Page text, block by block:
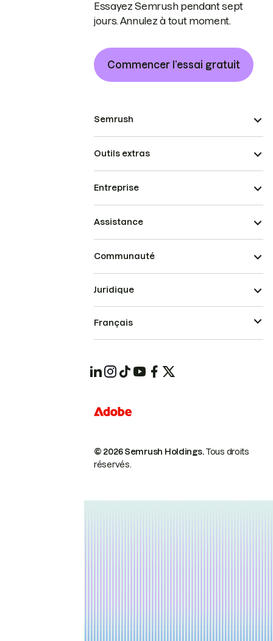
Essayez Semrush pendant sept
jours. Annulez à tout moment.
Commencer l’essai gratuit
Semrush
Outils extras
Entreprise
Assistance
Communauté
© 2026 Semrush Holdings.Tous droits
réservés.
Juridique
Français